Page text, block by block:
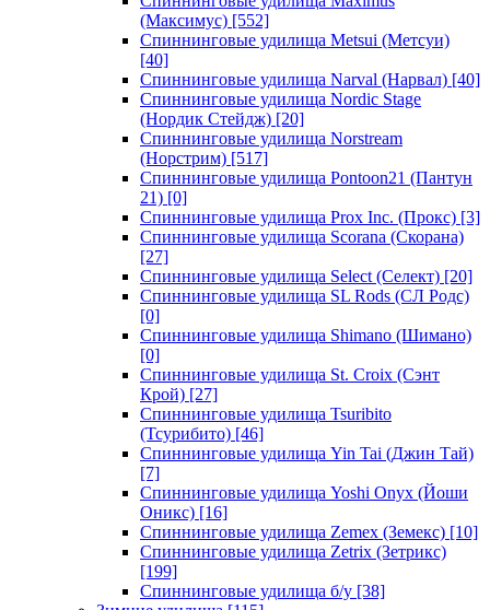
(Максимус) [552]
Спиннинговые удилища Metsui (Метсуи)
[40]
Спиннинговые удилища Narval (Нарвал) [40]
Спиннинговые удилища Nordic Stage
(Нордик Стейдж) [20]
Спиннинговые удилища Norstream
(Норстрим) [517]
Спиннинговые удилища Pontoon21 (Пантун
21) [0]
Спиннинговые удилища Prox Inc. (Прокс) [3]
Спиннинговые удилища Scorana (Скорана)
[27]
Спиннинговые удилища Select (Селект) [20]
Спиннинговые удилища SL Rods (СЛ Родс)
[0]
Спиннинговые удилища Shimano (Шимано)
[0]
Спиннинговые удилища St. Croix (Сэнт
Крой) [27]
Спиннинговые удилища Tsuribito
(Тсурибито) [46]
Спиннинговые удилища Yin Tai (Джин Тай)
[7]
Спиннинговые удилища Yoshi Onyx (Йоши
Оникс) [16]
Спиннинговые удилища Zemex (Земекс) [10]
Спиннинговые удилища Zetrix (Зетрикс)
[199]
Спиннинговые удилища б/у [38]